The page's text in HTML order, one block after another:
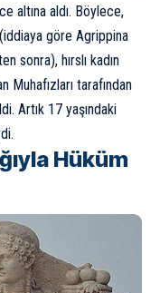
altına aldı. Böylece,
göre Agrippina
sonra), hırslı kadın
Muhafızları tarafından
Artık 17 yaşındaki
Hüküm